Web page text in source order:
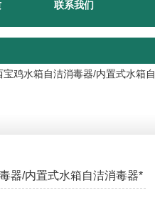
联系我们
鸡水箱自洁消毒器/内置式水箱自
器/内置式水箱自洁消毒器*